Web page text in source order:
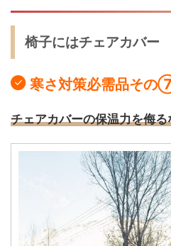
椅子にはチェアカバー
寒さ対策必需品その
チェアカバーの保温力を侮る